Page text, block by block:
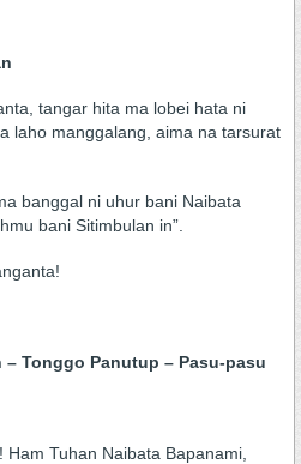
tangar hita ma lobei hata ni
laho manggalang, aima na tarsurat
banggal ni uhur bani Naibata
bani Sitimbulan in”.
– Tonggo Panutup – Pasu-pasu
Tuhan Naibata Bapanami,